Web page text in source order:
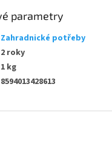
parametry
Zahradnické potřeby
2 roky
1 kg
8594013428613